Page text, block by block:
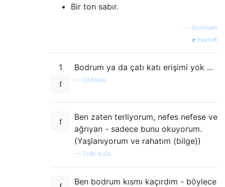
Bir ton sabır.
lsiunsuex
kaynak
1 Bodrum ya da çatı katı erişimi yok ...
— DMoore
Ben zaten terliyorum, nefes nefese ve
ağrıyan - sadece bunu okuyorum.
(Yaşlanıyorum ve rahatım (bilge))
— Piotr Kula
Ben bodrum kısmı kaçırdım - böylece